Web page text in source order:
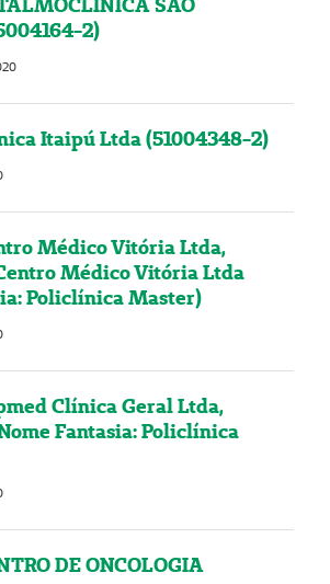
2)
Itaipú Ltda (51004348-2)
Médico Vitória Ltda,
Médico Vitória Ltda
Policlínica Master)
Clínica Geral Ltda,
Fantasia: Policlínica
DE ONCOLOGIA